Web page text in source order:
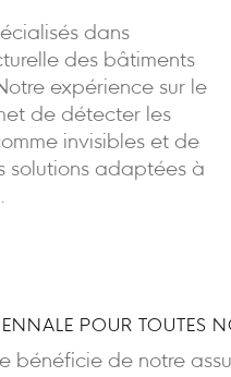
dans
des bâtiments
expérience sur le
de détecter les
invisibles et de
solutions adaptées à
POUR TOUTES
bénéficie de notre